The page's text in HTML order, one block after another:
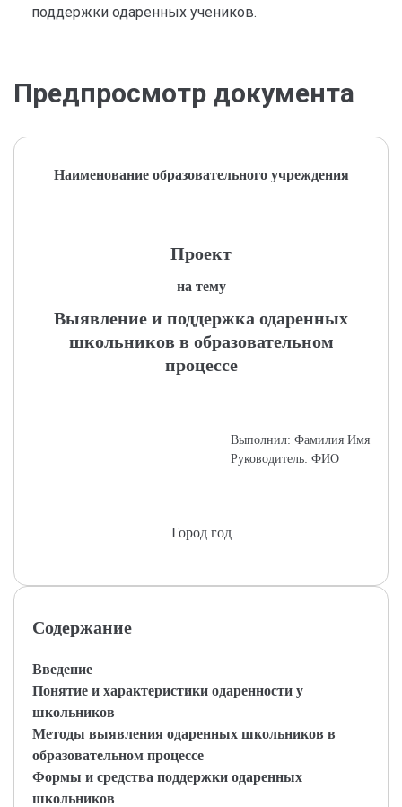
поддержки одаренных учеников.
Предпросмотр документа
Наименование образовательного учреждения
Проект
на тему
Выявление и поддержка одаренных
школьников в образовательном
процессе
Выполнил: Фамилия Имя
Руководитель: ФИО
Город год
Содержание
Введение
Понятие и характеристики одаренности у
школьников
Методы выявления одаренных школьников в
образовательном процессе
Формы и средства поддержки одаренных
школьников